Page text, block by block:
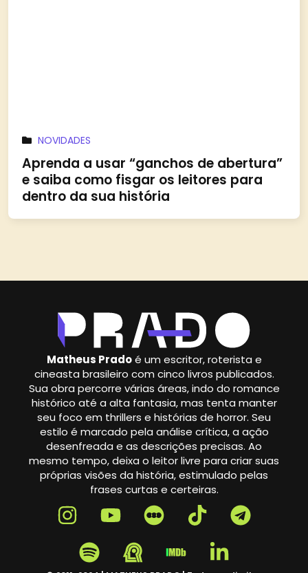
NOVIDADES
Aprenda a usar “ganchos de abertura”
e saiba como fisgar os leitores para
dentro da sua história
Matheus Pradoé um escritor, roterista e
cineasta brasileiro com cinco livros publicados.
Sua obra percorre várias áreas, indo do romance
histórico até a alta fantasia, mas tenta manter
seu foco em thrillers e histórias de horror. Seu
estilo é marcado pela análise crítica, a ação
desenfreada e as descrições precisas. Ao
mesmo tempo, deixa o leitor livre para criar suas
próprias visões da história, estimulado pelas
frases curtas e certeiras.